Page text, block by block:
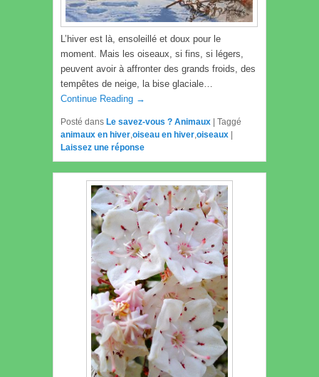
L’hiver est là, ensoleillé et doux pour le
moment. Mais les oiseaux, si fins, si légers,
peuvent avoir à affronter des grands froids, des
tempêtes de neige, la bise glaciale…
Continue Reading →
Posté dans Le savez-vous ? Animaux
Taggé
animaux en hiver,oiseau en hiver,oiseaux
Laissez une réponse